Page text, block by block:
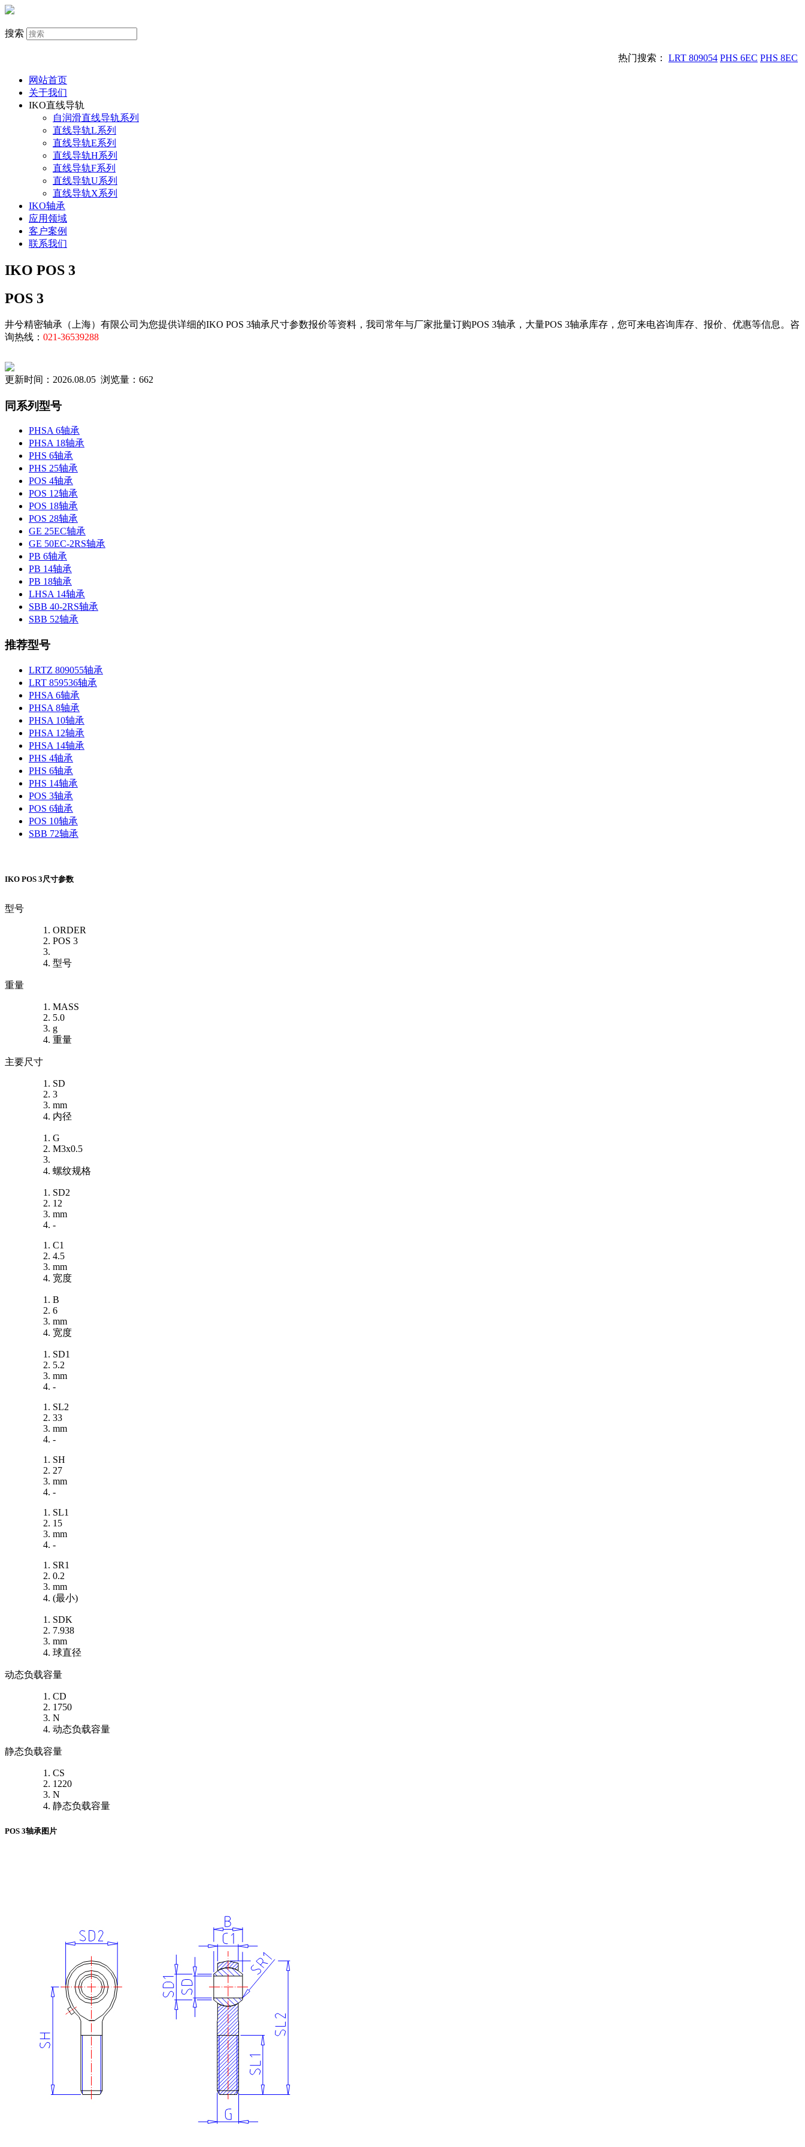
搜索
热门搜索： LRT 809054 PHS 6EC PHS 8EC
网站首页
关于我们
IKO直线导轨
自润滑直线导轨系列
直线导轨L系列
直线导轨E系列
直线导轨H系列
直线导轨F系列
直线导轨U系列
直线导轨X系列
IKO轴承
应用领域
客户案例
联系我们
IKO POS 3
POS 3
井兮精密轴承（上海）有限公司为您提供详细的IKO POS 3轴承尺寸参数报价等资料，我司常年与厂家批量订购POS 3轴承，大量POS 3轴承库存，您可来电咨询库存、报价、优惠等信息。咨
询热线： 021-36539288
更新时间：2026.08.05 浏览量：662
同系列型号
PHSA 6轴承
PHSA 18轴承
PHS 6轴承
PHS 25轴承
POS 4轴承
POS 12轴承
POS 18轴承
POS 28轴承
GE 25EC轴承
GE 50EC-2RS轴承
PB 6轴承
PB 14轴承
PB 18轴承
LHSA 14轴承
SBB 40-2RS轴承
SBB 52轴承
推荐型号
LRTZ 809055轴承
LRT 859536轴承
PHSA 6轴承
PHSA 8轴承
PHSA 10轴承
PHSA 12轴承
PHSA 14轴承
PHS 4轴承
PHS 6轴承
PHS 14轴承
POS 3轴承
POS 6轴承
POS 10轴承
SBB 72轴承
IKO POS 3尺寸参数
型号
ORDER
POS 3
型号
重量
MASS
5.0
g
重量
主要尺寸
SD
3
mm
内径
G
M3x0.5
螺纹规格
SD2
12
mm
-
C1
4.5
mm
宽度
B
6
mm
宽度
SD1
5.2
mm
-
SL2
33
mm
-
SH
27
mm
-
SL1
15
mm
-
SR1
0.2
mm
(最小)
SDK
7.938
mm
球直径
动态负载容量
CD
1750
N
动态负载容量
静态负载容量
CS
1220
N
静态负载容量
POS 3轴承图片